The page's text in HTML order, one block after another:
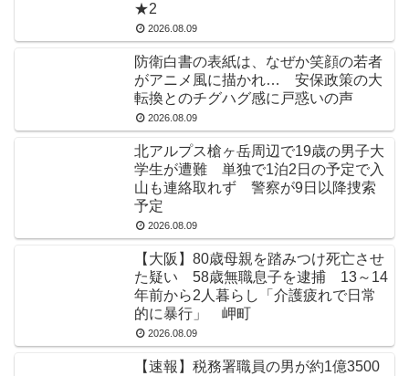
★2
2026.08.09
防衛白書の表紙は、なぜか笑顔の若者
がアニメ風に描かれ… 安保政策の大
転換とのチグハグ感に戸惑いの声
2026.08.09
北アルプス槍ヶ岳周辺で19歳の男子大
学生が遭難 単独で1泊2日の予定で入
山も連絡取れず 警察が9日以降捜索
予定
2026.08.09
【大阪】80歳母親を踏みつけ死亡させ
た疑い 58歳無職息子を逮捕 13～14
年前から2人暮らし「介護疲れで日常
的に暴行」 岬町
2026.08.09
【速報】税務署職員の男が約1億3500